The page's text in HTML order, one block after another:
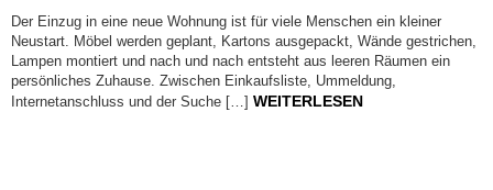
Der Einzug in eine neue Wohnung ist für viele Menschen ein kleiner
Neustart. Möbel werden geplant, Kartons ausgepackt, Wände gestrichen,
Lampen montiert und nach und nach entsteht aus leeren Räumen ein
persönliches Zuhause. Zwischen Einkaufsliste, Ummeldung,
Internetanschluss und der Suche […] WEITERLESEN